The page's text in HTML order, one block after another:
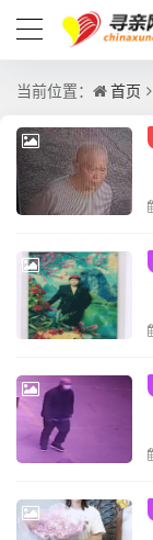
当前位置： 首页